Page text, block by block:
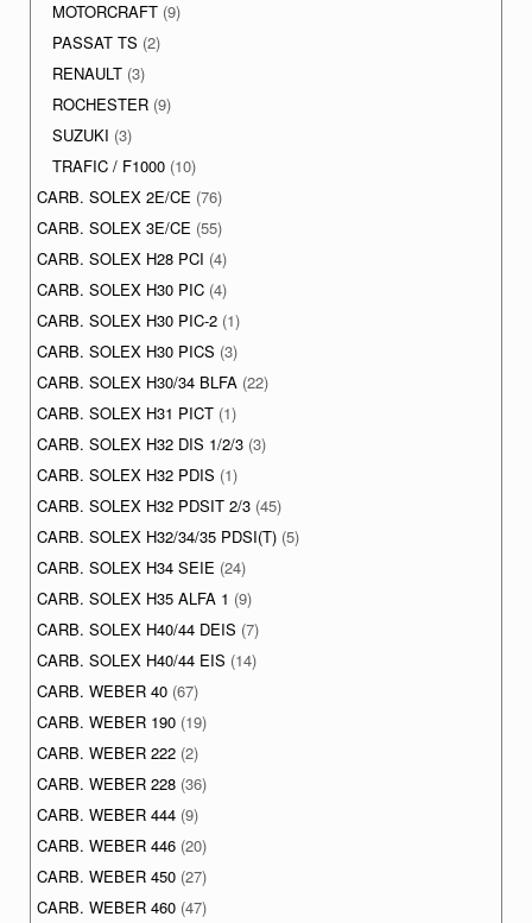
MOTORCRAFT (9)
PASSAT TS (2)
RENAULT (3)
ROCHESTER (9)
SUZUKI (3)
TRAFIC / F1000 (10)
CARB. SOLEX 2E/CE (76)
CARB. SOLEX 3E/CE (55)
CARB. SOLEX H28 PCI (4)
CARB. SOLEX H30 PIC (4)
CARB. SOLEX H30 PIC-2 (1)
CARB. SOLEX H30 PICS (3)
CARB. SOLEX H30/34 BLFA (22)
CARB. SOLEX H31 PICT (1)
CARB. SOLEX H32 DIS 1/2/3 (3)
CARB. SOLEX H32 PDIS (1)
CARB. SOLEX H32 PDSIT 2/3 (45)
CARB. SOLEX H32/34/35 PDSI(T) (5)
CARB. SOLEX H34 SEIE (24)
CARB. SOLEX H35 ALFA 1 (9)
CARB. SOLEX H40/44 DEIS (7)
CARB. SOLEX H40/44 EIS (14)
CARB. WEBER 40 (67)
CARB. WEBER 190 (19)
CARB. WEBER 222 (2)
CARB. WEBER 228 (36)
CARB. WEBER 444 (9)
CARB. WEBER 446 (20)
CARB. WEBER 450 (27)
CARB. WEBER 460 (47)